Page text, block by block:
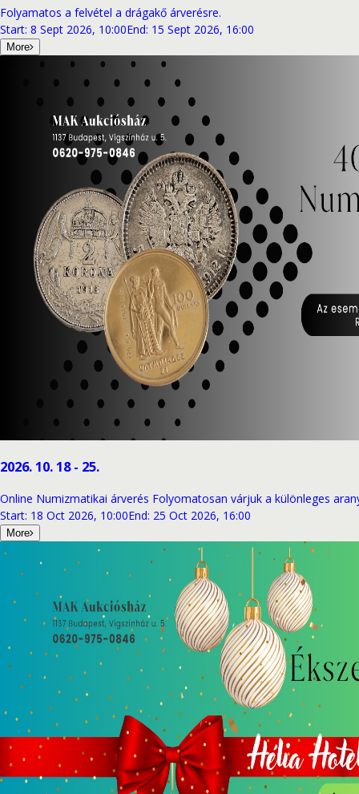
Folyamatos a felvétel a drágakő árverésre.
Start: 8 Sept 2026, 10:00End: 15 Sept 2026, 16:00
More
2026. 10. 18 - 25.
Online Numizmatikai árverés Folyomatosan várjuk a különleges
Start: 18 Oct 2026, 10:00End: 25 Oct 2026, 16:00
More